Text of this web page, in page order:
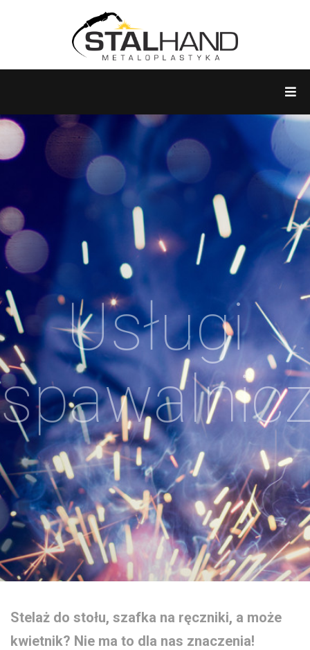
Usługi
Stelaż do stołu, szafka na ręczniki, a może
kwietnik? Nie ma to dla nas znaczenia!